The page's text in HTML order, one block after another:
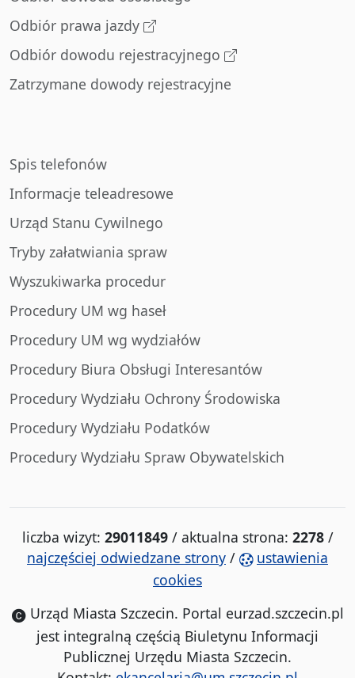
Odbiór prawa jazdy
Odbiór dowodu rejestracyjnego
Zatrzymane dowody rejestracyjne
Spis telefonów
Informacje teleadresowe
Urząd Stanu Cywilnego
Tryby załatwiania spraw
Wyszukiwarka procedur
Procedury UM wg haseł
Procedury UM wg wydziałów
Procedury Biura Obsługi Interesantów
Procedury Wydziału Ochrony Środowiska
Procedury Wydziału Podatków
Procedury Wydziału Spraw Obywatelskich
liczba wizyt: 29011849/ aktualna strona: 2278/
najczęściej odwiedzane strony /
ustawienia
cookies
Urząd Miasta Szczecin. Portal eurzad.szczecin.pl
jest integralną częścią Biuletynu Informacji
Publicznej Urzędu Miasta Szczecin.